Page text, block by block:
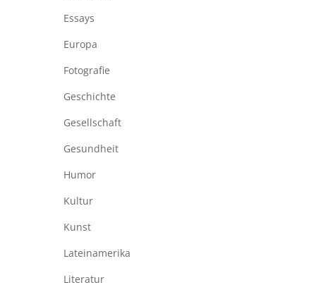
Essays
Europa
Fotografie
Geschichte
Gesellschaft
Gesundheit
Humor
Kultur
Kunst
Lateinamerika
Literatur